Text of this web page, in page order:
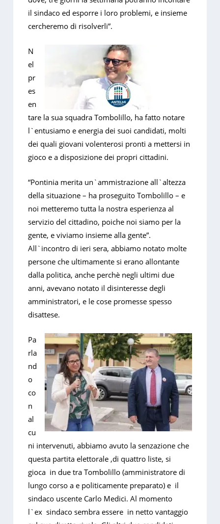
il sindaco ed esporre i loro problemi, e insieme
cercheremo di risolverli”.
N
el
pr
es
en
tare la sua squadra Tombolillo, ha fatto notare
l`entusiamo e energia dei suoi candidati, molti
dei quali giovani volenterosi pronti a mettersi in
gioco e a disposizione dei propri cittadini.
“Pontinia merita un`ammistrazione all`altezza
della situazione – ha proseguito Tombolillo – e
noi metteremo tutta la nostra esperienza al
servizio del cittadino, poiche noi siamo per la
gente, e viviamo insieme alla gente”.
All`incontro di ieri sera, abbiamo notato molte
persone che ultimamente si erano allontante
dalla politica, anche perchè negli ultimi due
anni, avevano notato il disinteresse degli
amministratori, e le cose promesse spesso
disattese.
Pa
rla
nd
o
co
n
al
cu
ni intervenuti, abbiamo avuto la senzazione che
questa partita elettorale ,di quattro liste, si
gioca in due tra Tombolillo (amministratore di
lungo corso a e politicamente preparato) e il
sindaco uscente Carlo Medici. Al momento
l`ex sindaco sembra essere in netto vantaggio